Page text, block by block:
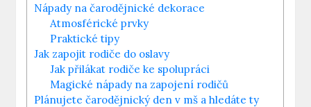
Nápady na čarodějnické dekorace
Atmosférické prvky
Praktické tipy
Jak zapojit rodiče do ‌oslavy
Jak‍ přilákat rodiče ke spolupráci
Magické​ nápady na zapojení rodičů
Plánujete čarodějnický den v mš a hledáte ty